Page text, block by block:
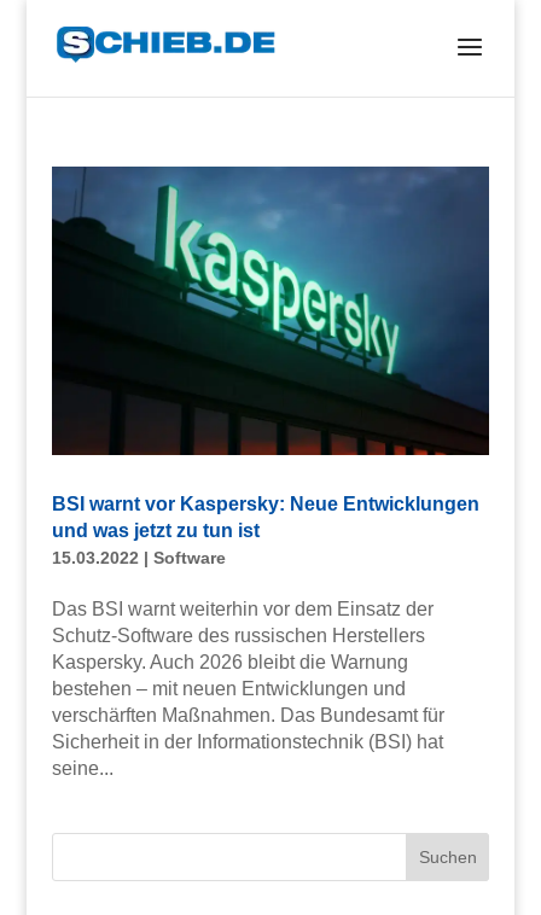
BSI warnt vor Kaspersky: Neue Entwicklungen
und was jetzt zu tun ist
15.03.2022 | Software
Das BSI warnt weiterhin vor dem Einsatz der
Schutz-Software des russischen Herstellers
Kaspersky. Auch 2026 bleibt die Warnung
bestehen – mit neuen Entwicklungen und
verschärften Maßnahmen. Das Bundesamt für
Sicherheit in der Informationstechnik (BSI) hat
seine...